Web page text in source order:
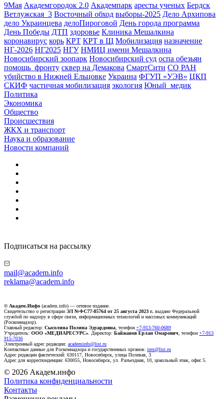
9Мая Академгородок 2.0 Академпарк аресты ученых Бердск
Ветлужская_3 Восточный обход выборы-2025 Дело Архипова
дело Украинцева делоПироговой День города программа
День Победы ДТП здоровье Клиника Мешалкина
коронавирус корь КРТ КРТ в Щ Мобилизация назначение
НГ-2026 НГ2025 НГУ НМИЦ имени Мешалкина
Новосибирский зоопарк Новосибирский суд оспа обезьян
помощь_фронту сквер на Демакова СмартСити СО РАН
убийство в Нижней Ельцовке Украина ФГУП «УЭВ» ЦКП
СКИФ частичная мобилизация экология Юный_медик
Политика
Экономика
Общество
Происшествия
ЖКХ и транспорт
Наука и образование
Новости компаний
Подписаться на рассылку
mail@academ.info
reklama@academ.info
© Академ.Инфо (academ.info) — сетевое издание.
Свидетельство о регистрации ЭЛ №ФС77-85764 от 25 августа 2023 г. выдано Федеральной
службой по надзору в сфере связи, информационных технологий и массовых коммуникаций
(Роскомнадзор).
Главный редактор: Сысолина Полина Эдуардовна , телефон +7-913-760-0689
Учредитель: ООО «МЕДИАРЕСУРС» . Директор: Байжанов Ерлан Омарович , телефон +7-913
915-7036
Электронный адрес редакции: academinfo@list.ru
Контактные данные для Роскомнадзора и государственных органов: irex@list.ru
Адрес редакции фактический: 630117, Новосибирск, улица Полевая, 3
Адрес для корреспонденции: 630055, Новосибирск, ул. Разъездная, 10, цокольный этаж, офис 5.
© 2026 Академ.инфо
Политика конфиденциальности
Контакты